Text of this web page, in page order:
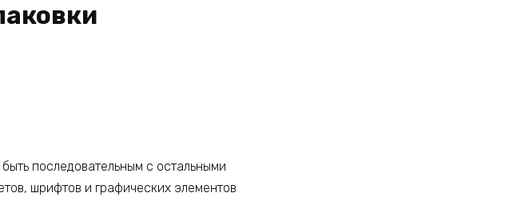
последовательным с остальными
шрифтов и графических элементов